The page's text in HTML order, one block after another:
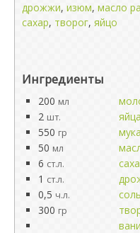
дрожжи, изюм, масло
сахар, творог, яйцо
Ингредиенты
200 мл
2 шт.
550 гр
50 мл
6 ст.л.
1 ст.л.
0,5 ч.л.
соль
300 гр